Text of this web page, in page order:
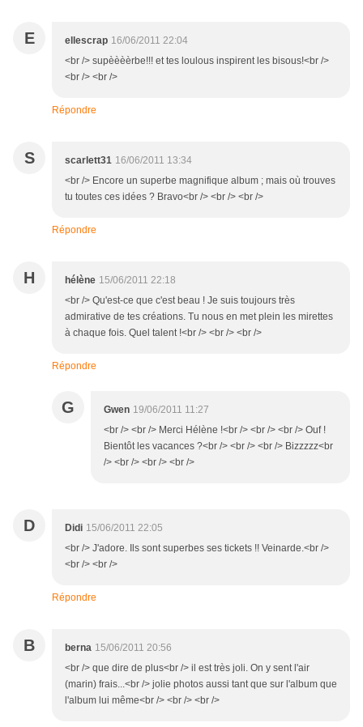
E ellescrap 16/06/2011 22:04
<br /> supèèèèrbe!!! et tes loulous inspirent les bisous!<br />
<br /> <br />
Répondre
S scarlett31 16/06/2011 13:34
<br /> Encore un superbe magnifique album ; mais où trouves
tu toutes ces idées ? Bravo<br /> <br /> <br />
Répondre
H hélène 15/06/2011 22:18
<br /> Qu'est-ce que c'est beau ! Je suis toujours très
admirative de tes créations. Tu nous en met plein les mirettes
à chaque fois. Quel talent !<br /> <br /> <br />
Répondre
G Gwen 19/06/2011 11:27
<br /> <br /> Merci Hélène !<br /> <br /> <br /> Ouf !
Bientôt les vacances ?<br /> <br /> <br /> Bizzzzz<br
/> <br /> <br /> <br />
D Didi 15/06/2011 22:05
<br /> J'adore. Ils sont superbes ses tickets !! Veinarde.<br />
<br /> <br />
Répondre
B berna 15/06/2011 20:56
<br /> que dire de plus<br /> il est très joli. On y sent l'air
(marin) frais...<br /> jolie photos aussi tant que sur l'album que
l'album lui même<br /> <br /> <br />